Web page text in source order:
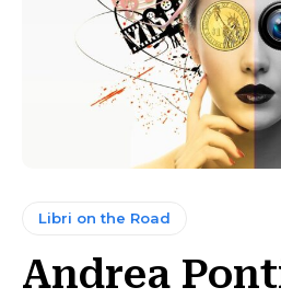
Libri on the Road
Andrea